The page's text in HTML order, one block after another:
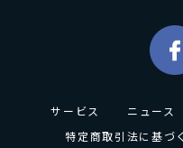
サービス ニュース
特定商取引法に基づ